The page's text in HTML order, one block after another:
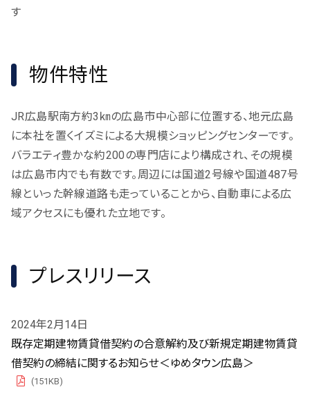
す
物件特性
JR広島駅南方約3㎞の広島市中心部に位置する、地元広島
に本社を置くイズミによる大規模ショッピングセンターです。
バラエティ豊かな約200の専門店により構成され、その規模
は広島市内でも有数です。周辺には国道2号線や国道487号
線といった幹線道路も走っていることから、自動車による広
域アクセスにも優れた立地です。
プレスリリース
2024年2月14日
既存定期建物賃貸借契約の合意解約及び新規定期建物賃貸
借契約の締結に関するお知らせ＜ゆめタウン広島＞
PDF
(151KB)